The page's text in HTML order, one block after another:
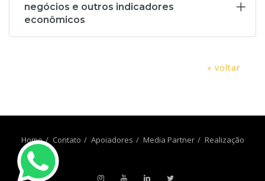
negócios e outros indicadores
econômicos
« voltar
Home Contato Apoiadores Media Partner Realização